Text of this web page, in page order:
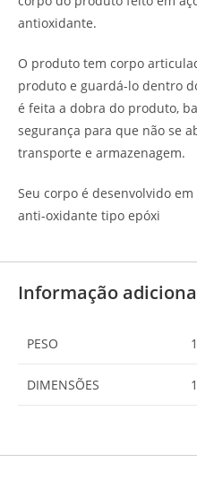
antioxidante.
O produto tem corpo
produto e guardá-lo dentro
é feita a dobra do produto,
segurança para que não se
transporte e armazenagem.
Seu corpo é desenvolvido
anti-oxidante tipo epóxi
Informação
PESO
DIMENSÕES